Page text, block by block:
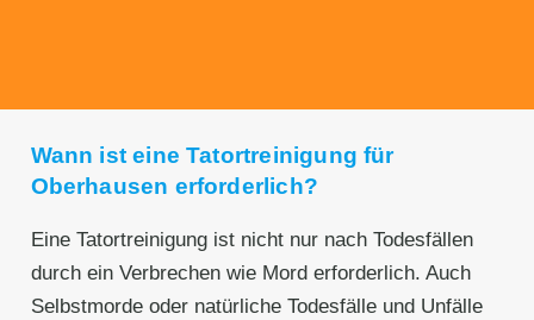
Wann ist eine Tatortreinigung für
Oberhausen erforderlich?
Eine Tatortreinigung ist nicht nur nach Todesfällen
durch ein Verbrechen wie Mord erforderlich. Auch
Selbstmorde oder natürliche Todesfälle und Unfälle